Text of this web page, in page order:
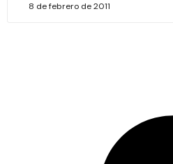
8 de febrero de 2011